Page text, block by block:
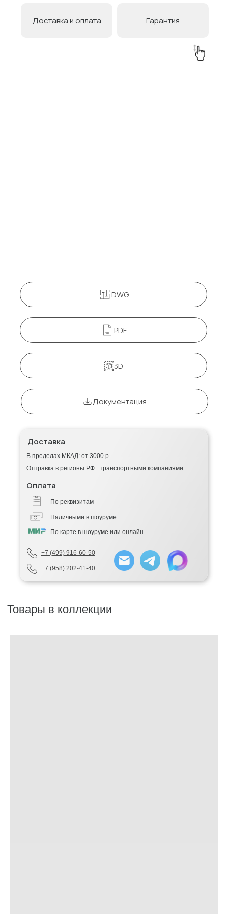
Гарантия
Доставка и оплата
+7 (958) 202-41-40
+7 (499) 916-60-50
По реквизитам
Наличными в шоуруме
По карте в шоуруме или онлайн
Оплата
Доставка
В пределах МКАД: от 3000 р.
Отправка в регионы РФ: транспортными компаниями.
DWG
PDF
3D
Документация